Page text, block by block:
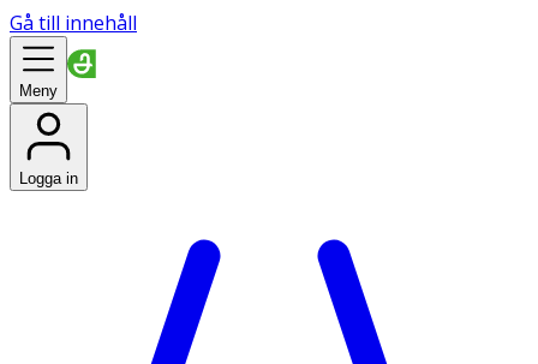
Gå till innehåll
Meny
Logga in